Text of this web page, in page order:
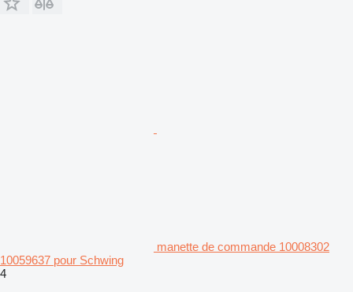
manette de commande 10008302
10059637 pour Schwing
4